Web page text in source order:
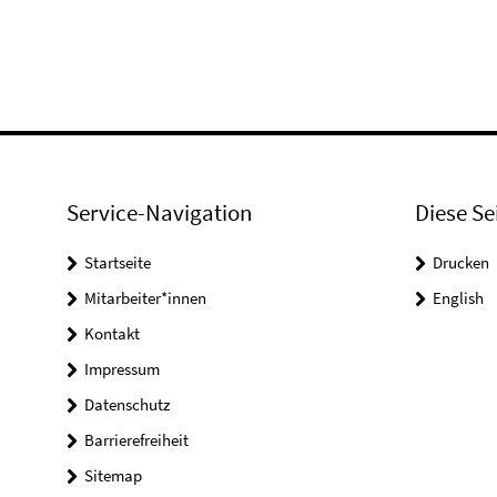
Service-Navigation
Startseite
Mitarbeiter*innen
Kontakt
Impressum
Datenschutz
Barrierefreiheit
Sitemap
Diese
Drucken
English